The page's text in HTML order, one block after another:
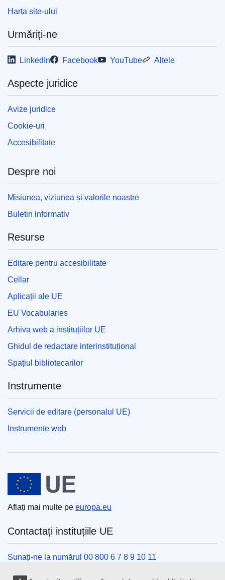
Harta site-ului
Urmăriți-ne
LinkedIn Facebook YouTube Altele
Aspecte juridice
Avize juridice
Cookie-uri
Accesibilitate
Despre noi
Misiunea, viziunea și valorile noastre
Buletin informativ
Resurse
Editare pentru accesibilitate
Cellar
Aplicații ale UE
EU Vocabularies
Arhiva web a instituțiilor UE
Ghidul de redactare interinstituțional
Spațiul bibliotecarilor
Instrumente
Servicii de editare (personalul UE)
Instrumente web
Uniunea Europeană
Aflați mai multe pe europa.eu
Contactați instituțiile UE
Sunați-ne la numărul 00 800 6 7 8 9 10 11
Utilizați alte opțiuni telefonice